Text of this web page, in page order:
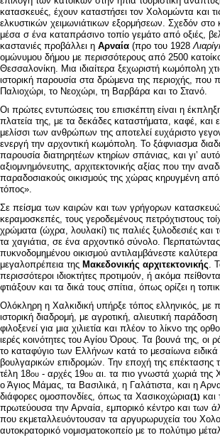
κατασκευές, έχουν καταστήσει τον Χολομώντα και
ελκυστικών χειμωνιάτικων εξορμήσεων. Σχεδόν
μέσα σ ένα καταπράσινο τοπίο γεμάτο από οξιές,
καστανιές προβάλλει η Αρναία (προ του 1928
ομώνυμου δήμου με περισσότερους από 2500
Θεσσαλονίκη. Μια ιδιαίτερα ξεχωριστή κωμόπολη
ιστορική παρουσία στα δρώμενα της περιοχής, που
Παλιοχώρι, το Νεοχώρι, τη Βαρβάρα και το Στανό.
Οι πρώτες εντυπώσεις του επισκέπτη είναι η
πλατεία της, με τα δεκάδες καταστήματα, καφέ,
μελίσσι των ανθρώπων της αποτελεί ευχάριστο
ενεργή την αρχοντική κωμόπολη. Το ξάφνιασμα
παρουσία διατηρητέων κτηρίων σπάνιας, και γι’
αξιομνημόνευτης, αρχιτεκτονικής αξίας που την
παραδοσιακούς οικισμούς της χώρας κηρυγμένη
τόπος».
Σε πείσμα των καιρών και των γρήγορων
κεραμοσκεπές, τους γεροδεμένους πετρόχτιστους
χρώματα (ώχρα, λουλακί) τις παλιές ξυλοδεσιές και
τα χαγιάτια, σε ένα αρχοντικό σύνολο.
πυκνοδομημένου οικισμού αντιλαμβάνεστε
μεγαλοπρέπεια της Μακεδονικής αρχιτεκτονικής.
περισσότεροι ιδιοκτήτες προτιμούν, ή ακόμα
φτιάξουν και τα δικά τους σπίτια, όπως ορίζει η
Ολόκληρη η Χαλκιδική υπήρξε τόπος ελληνικός, με
ιστορική διαδρομή, με αγροτική, αλιευτική
φιλοξενεί για μια χιλιετία και πλέον το λίκνο της
ιερές κοινότητες του Αγίου Όρους. Τα βουνά της, οι
το καταφύγιο των Ελλήνων κατά το μεσαίωνα ειδικά
βουλγαρικών επιδρομών. Την εποχή της επέκτασης
τέλη 18ου - αρχές 19ου αι. τα πιο γνωστά χωριά της
ο Άγιος Μάμας, τα Βασιλικά, η Γαλάτιστα, και η
διάφορες ομοσπονδίες, όπως τα Χασικοχώρια(1) και
πρωτεύουσα την Αρναία, εμπορικό κέντρο και των
που εκμεταλλευόντουσαν τα αργυρωρυχεία του
αυτοκρατορικό νομισματοκοπείο με το πολύτιμο